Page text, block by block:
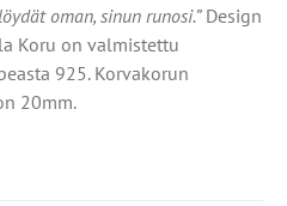
oman, sinun runosi.”Design
Koru on valmistettu
925. Korvakorun
20mm.